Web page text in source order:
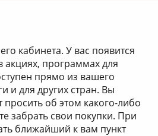
кабинета. У вас появится
акциях, программах для
прямо из вашего
и для других стран. Вы
об этом какого-либо
забрать свои покупки. При
ближайший к вам пункт